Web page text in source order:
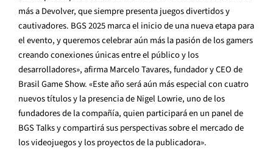
más a Devolver, que siempre presenta juegos divertidos y
cautivadores. BGS 2025 marca el inicio de una nueva etapa para
el evento, y queremos celebrar aún más la pasión de los gamers
creando conexiones únicas entre el público y los
desarrolladores», afirma Marcelo Tavares, fundador y CEO de
Brasil Game Show. «Este año será aún más especial con cuatro
nuevos títulos y la presencia de Nigel Lowrie, uno de los
fundadores de la compañía, quien participará en un panel de
BGS Talks y compartirá sus perspectivas sobre el mercado de
los videojuegos y los proyectos de la publicadora».